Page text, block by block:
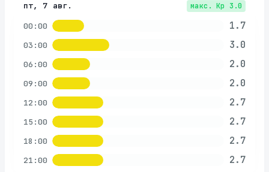
пт, 7 авг. макс. Kp 3.0
00:00 1.7
03:00 3.0
06:00 2.0
09:00 2.0
12:00 2.7
15:00 2.7
18:00 2.7
21:00 2.7